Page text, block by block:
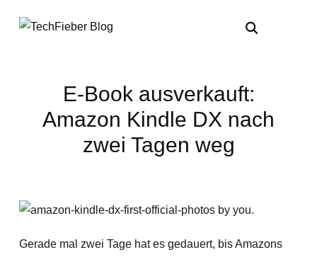
E-Book ausverkauft:
Amazon Kindle DX nach
zwei Tagen weg
Gerade mal zwei Tage hat es gedauert, bis Amazons